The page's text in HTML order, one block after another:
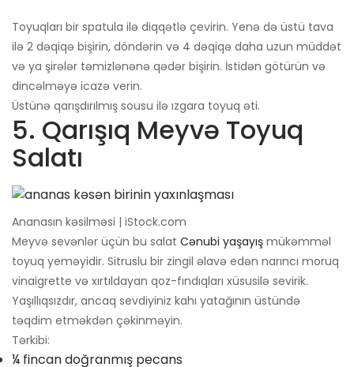
Toyuqları bir spatula ilə diqqətlə çevirin. Yenə də üstü tava
ilə 2 dəqiqə bişirin, döndərin və 4 dəqiqə daha uzun müddət
və ya şirələr təmizlənənə qədər bişirin. İstidən götürün və
dincəlməyə icazə verin.
Üstünə qarışdırılmış sousu ilə ızgara toyuq əti.
5. Qarışıq Meyvə Toyuq
Salatı
Ananasın kəsilməsi | iStock.com
Meyvə sevənlər üçün bu salat Cənubi yaşayış mükəmməl
toyuq yeməyidir. Sitruslu bir zingil əlavə edən narıncı moruq
vinaigrette və xırtıldayan qoz-fındıqları xüsusilə sevirik.
Yaşıllıqsızdır, ancaq sevdiyiniz kahı yatağının üstündə
təqdim etməkdən çəkinməyin.
Tərkibi:
¼ fincan doğranmış pecans